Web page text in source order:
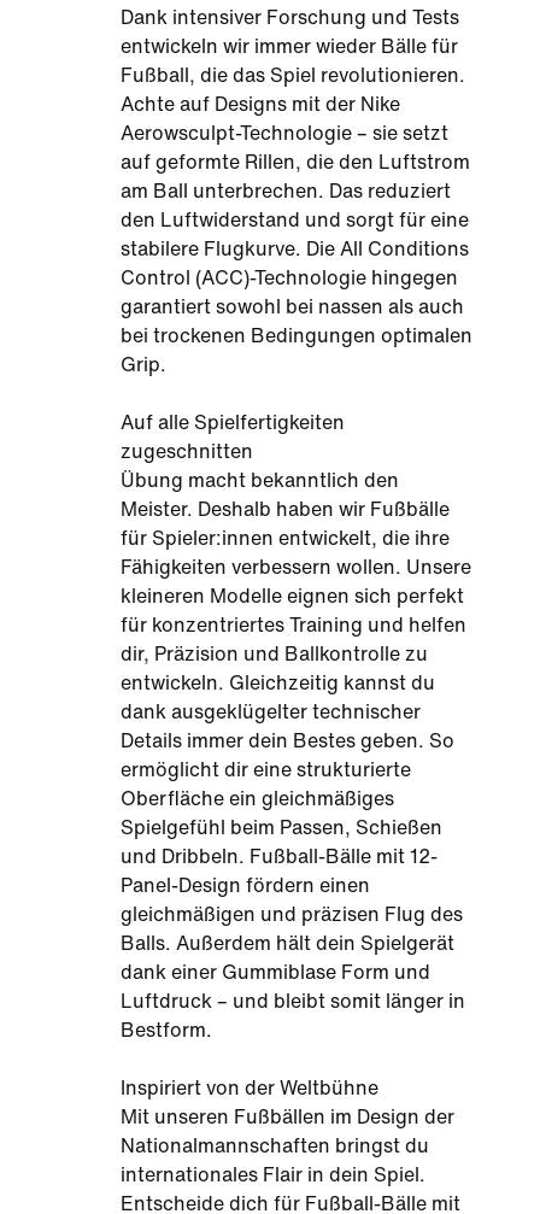
Dank intensiver Forschung und Tests
entwickeln wir immer wieder Bälle für
Fußball, die das Spiel revolutionieren.
Achte auf Designs mit der Nike
Aerowsculpt-Technologie – sie setzt
auf geformte Rillen, die den Luftstrom
am Ball unterbrechen. Das reduziert
den Luftwiderstand und sorgt für eine
stabilere Flugkurve. Die All Conditions
Control (ACC)-Technologie hingegen
garantiert sowohl bei nassen als auch
bei trockenen Bedingungen optimalen
Grip.
Auf alle Spielfertigkeiten
zugeschnitten
Übung macht bekanntlich den
Meister. Deshalb haben wir Fußbälle
für Spieler:innen entwickelt, die ihre
Fähigkeiten verbessern wollen. Unsere
kleineren Modelle eignen sich perfekt
für konzentriertes Training und helfen
dir, Präzision und Ballkontrolle zu
entwickeln. Gleichzeitig kannst du
dank ausgeklügelter technischer
Details immer dein Bestes geben. So
ermöglicht dir eine strukturierte
Oberfläche ein gleichmäßiges
Spielgefühl beim Passen, Schießen
und Dribbeln. Fußball-Bälle mit 12-
Panel-Design fördern einen
gleichmäßigen und präzisen Flug des
Balls. Außerdem hält dein Spielgerät
dank einer Gummiblase Form und
Luftdruck – und bleibt somit länger in
Bestform.
Inspiriert von der Weltbühne
Mit unseren Fußbällen im Design der
Nationalmannschaften bringst du
internationales Flair in dein Spiel.
Entscheide dich für Fußball-Bälle mit